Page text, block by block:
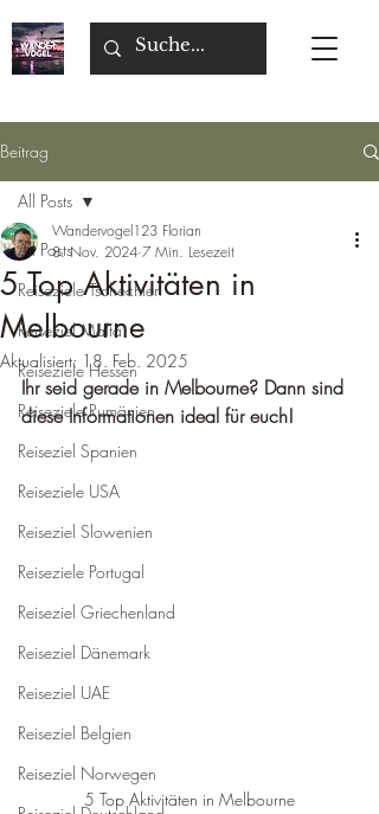
Beitrag
All Posts
Reiseziele Tschechien
Reiseziel Malta
Reiseziele Hessen
Reiseziele Rumänien
Reiseziel Spanien
Reiseziele USA
Reiseziel Slowenien
Reiseziele Portugal
Reiseziel Griechenland
Reiseziel Dänemark
Reiseziel UAE
Reiseziel Belgien
Reiseziel Norwegen
All Posts
5 Top Aktivitäten in
Melbourne
Wandervogel123 Florian
8. Nov. 2024 7 Min. Lesezeit
Aktualisiert: 18. Feb. 2025
Ihr seid gerade in Melbourne? Dann sind
diese Informationen ideal für euch!
5 Top Aktivitäten in Melbourne